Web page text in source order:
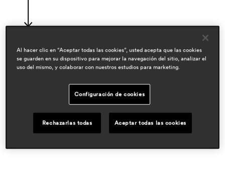
diseñadores
hospitality
outdoor
Al hacer clic en “Aceptar todas las cookies”, usted acepta que las cookies
se guarden en su dispositivo para mejorar la navegación del sitio, analizar el
uso del mismo, y colaborar con nuestros estudios para marketing.
Configuración de cookies
Rechazarlas todas Aceptar todas las cookies